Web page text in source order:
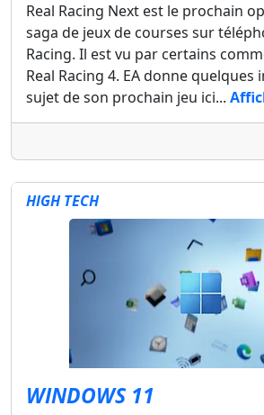
Real Racing Next est le prochain
saga de jeux de courses sur
Racing. Il est vu par certains
Real Racing 4. EA donne
sujet de son prochain jeu ici...
HIGH TECH
WINDOWS 11